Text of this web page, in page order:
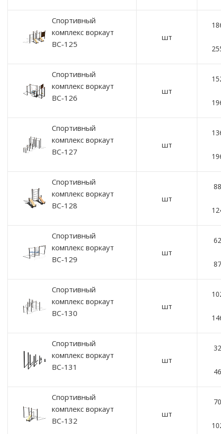
Спортивный
комплекс воркаут
ВС-125
шт
Спортивный
комплекс воркаут
ВС-126
шт
Спортивный
комплекс воркаут
ВС-127
шт
Спортивный
комплекс воркаут
ВС-128
шт
Спортивный
комплекс воркаут
ВС-129
шт
Спортивный
комплекс воркаут
ВС-130
шт
Спортивный
комплекс воркаут
ВС-131
шт
Спортивный
комплекс воркаут
ВС-132
шт